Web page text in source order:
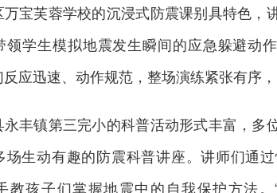
万宝芙蓉学校的沉浸式防震课别具特色，
领学生模拟地震发生瞬间的应急躲避动
应迅速、动作规范，整场演练紧张有序，
永丰镇第三完小的科普活动形式丰富，多
场生动有趣的防震科普讲座。讲师们通
教孩子们掌握地震中的自我保护方法